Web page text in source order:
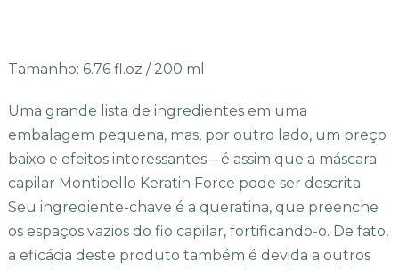
Tamanho: 6.76 fl.oz / 200 ml
Uma grande lista de ingredientes em uma
embalagem pequena, mas, por outro lado, um preço
baixo e efeitos interessantes – é assim que a máscara
capilar Montibello Keratin Force pode ser descrita.
Seu ingrediente-chave é a queratina, que preenche
os espaços vazios do fio capilar, fortificando-o. De fato,
a eficácia deste produto também é devida a outros